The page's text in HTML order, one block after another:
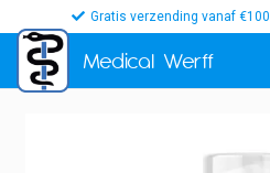
Gratis verzending vanaf €100
Medical Werff